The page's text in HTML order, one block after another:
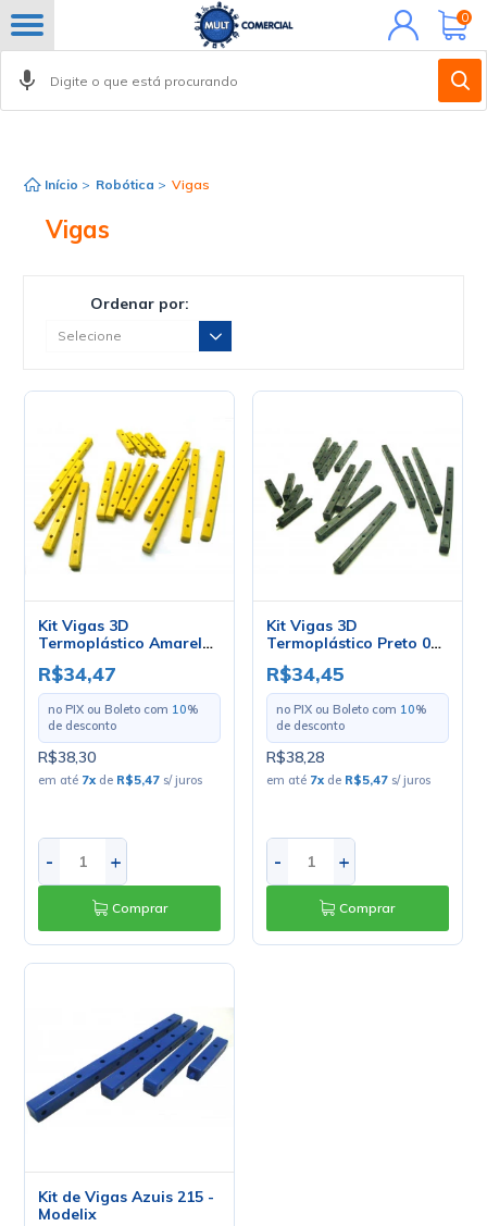
Minha
conta
0
Início > Robótica > Vigas
Vigas
Ordenar por:
Kit Vigas 3D
Termoplástico Amarelo
R$34,47
no PIX ou Boleto com 10%
de desconto
R$38,30
em até 7x de R$5,47 s/ juros
- +
Comprar
Kit Vigas 3D
Termoplástico Preto 022
R$34,45
no PIX ou Boleto com 10%
de desconto
R$38,28
em até 7x de R$5,47 s/ juros
- +
Comprar
Kit de Vigas Azuis 215 -
Modelix